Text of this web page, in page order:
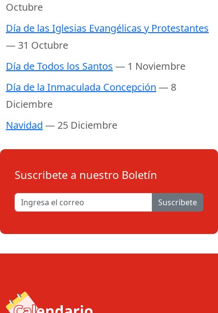
Octubre
Día de las Iglesias Evangélicas y Protestantes
— 31 Octubre
Día de Todos los Santos — 1 Noviembre
Día de la Inmaculada Concepción — 8
Diciembre
Navidad — 25 Diciembre
Suscribete a nuestro Boletín
Suscribete